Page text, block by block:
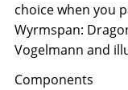
choice when you
Wyrmspan:
Vogelmann and
Components